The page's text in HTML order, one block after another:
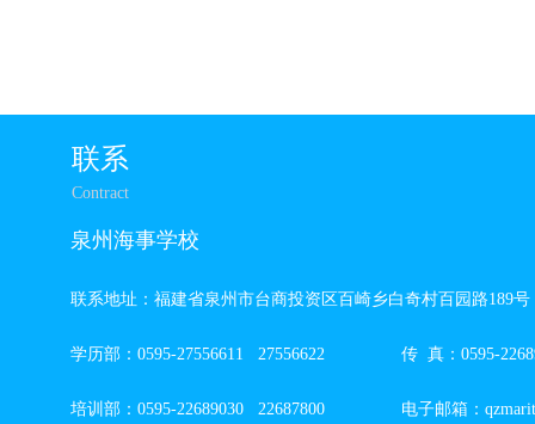
泉州海事学校
联系地址：福建省泉州市台商投资区百崎乡白奇村百园路
学历部：0595-27556611 27556622 传 真：0595-
培训部：0595-22689030 22687800 电子邮箱：
联系
Contract